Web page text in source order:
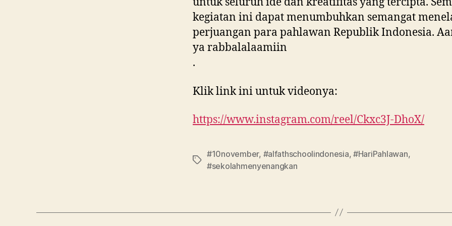
kegiatan ini dapat menumbuhkan semangat
perjuangan para pahlawan Republik Indonesia.
ya rabbalalaamiin
.
Klik link ini untuk videonya:
https://www.instagram.com/reel/Ckxc3J-DhoX/
#10november, #alfathschoolindonesia,#HariPahlawan,
#sekolahmenyenangkan